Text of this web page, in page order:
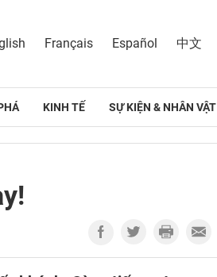
Français Español 中文
KINH TẾ SỰ KIỆN & NHÂN VẬT